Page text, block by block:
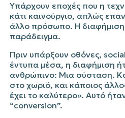
Υπάρχουν εποχές που η
κάτι καινούργιο, απλώς
άλλο πρόσωπο. Η διαφήμιση
παράδειγμα.
Πριν υπάρξουν οθόνες,
έντυπα μέσα, η διαφήμιση
ανθρώπινο: Μια σύσταση.
στο χωριό, και κάποιος
έχει το καλύτερο». Αυτό
“conversion”.